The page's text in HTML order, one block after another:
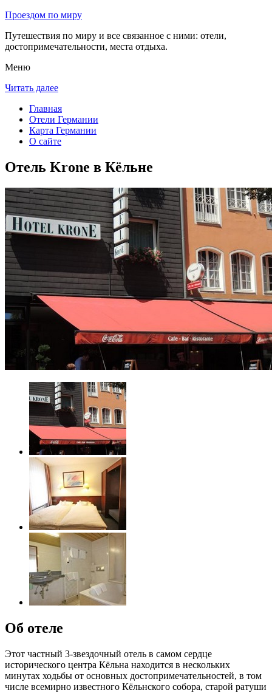
Проездом по миру
Путешествия по миру и все связанное с ними: отели,
достопримечательности, места отдыха.
Меню
Читать далее
Главная
Отели Германии
Карта Германии
О сайте
Отель Krone в Кёльне
Об отеле
Этот частный 3-звездочный отель в самом сердце
исторического центра Кёльна находится в нескольких
минутах ходьбы от основных достопримечательностей, в том
числе всемирно известного Кёльнского собора, старой ратуши